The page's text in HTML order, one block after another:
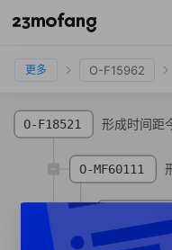
更多 O-F15962
O-F18521 形成时间距
O-MF60111